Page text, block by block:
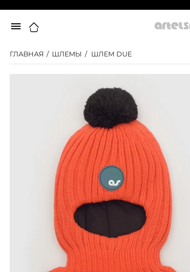
ГЛАВНАЯ / ШЛЕМЫ / ШЛЕМ DUE